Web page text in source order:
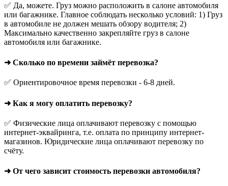
✅ Да, можете. Груз можно расположить в салоне автомобиля
или багажнике. Главное соблюдать несколько условий: 1) Груз
в автомобиле не должен мешать обзору водителя; 2)
Максимально качественно закрепляйте груз в салоне
автомобиля или багажнике.
➜ Сколько по времени займёт перевозка?
✅ Ориентировочное время перевозки - 6-8 дней.
➜ Как я могу оплатить перевозку?
✅ Физические лица оплачивают перевозку с помощью
интернет-эквайринга, т.е. оплата по принципу интернет-
магазинов. Юридические лица оплачивают перевозку по
счёту.
➜ От чего зависит стоимость перевозки автомобиля?